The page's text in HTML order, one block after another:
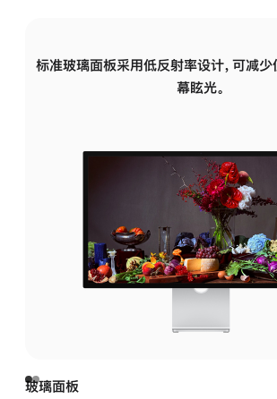
标准玻璃面板采用低反射率设计，可减
幕眩光。
玻璃面板